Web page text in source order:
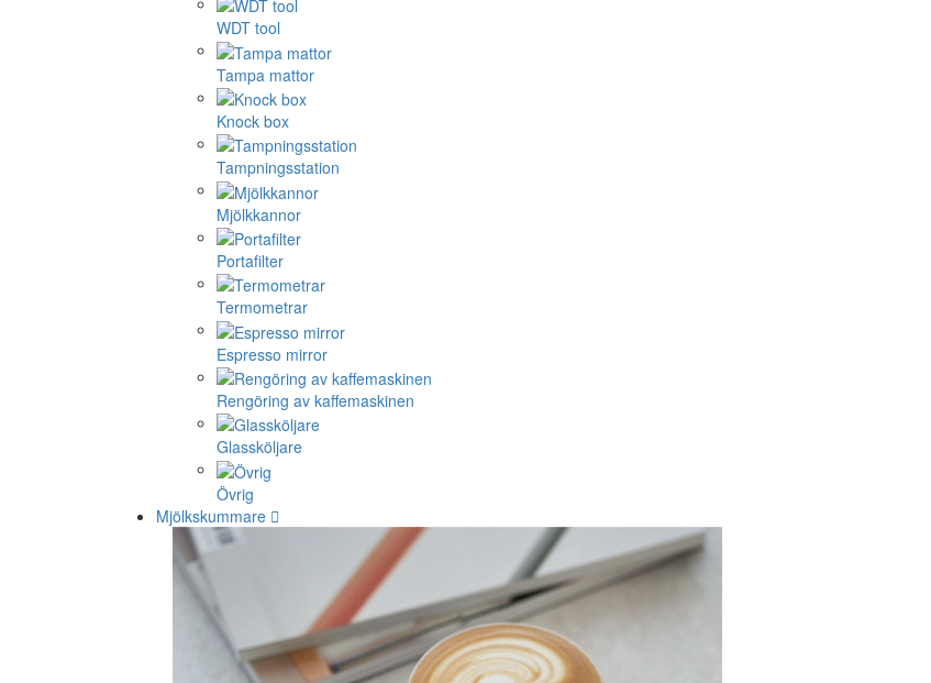
WDT tool
Tampa mattor
Knock box
Tampningsstation
Mjölkkannor
Portafilter
Termometrar
Espresso mirror
Rengöring av kaffemaskinen
Glassköljare
Övrig
Mjölkskummare